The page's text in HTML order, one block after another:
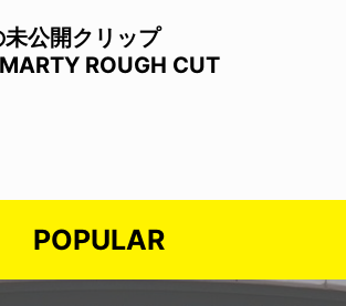
公開クリップ
ROUGH CUT
POPULAR